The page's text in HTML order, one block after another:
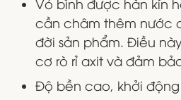
cần châm thêm nước
đời sản phẩm. Điều
cơ rò rỉ axit và đảm
Độ bền cao, khởi